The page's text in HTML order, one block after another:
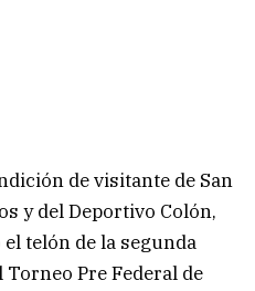
de visitante de San
y del Deportivo Colón,
telón de la segunda
Pre Federal de